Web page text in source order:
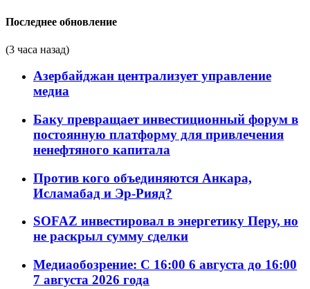
Последнее обновление
(3 часа назад)
Азербайджан централизует управление
медиа
Баку превращает инвестиционный форум в
постоянную платформу для привлечения
ненефтяного капитала
Против кого объединяются Анкара,
Исламабад и Эр-Рияд?
SOFAZ инвестировал в энергетику Перу, но
не раскрыл сумму сделки
Медиаобозрение: С 16:00 6 августа до 16:00
7 августа 2026 года